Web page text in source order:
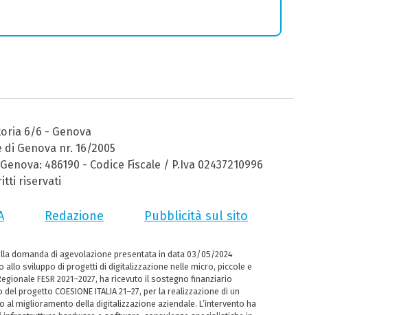
6/6 - Genova
Genova nr. 16/2005
486190 - Codice Fiscale / P.Iva 02437210996
riservati
Redazione Pubblicità sul sito
domanda di agevolazione presentata in data 03/05/2024
allo sviluppo di progetti di digitalizzazione nelle micro, piccole e
FESR 2021–2027, ha ricevuto il sostegno finanziario
progetto COESIONE ITALIA 21–27, per la realizzazione di un
miglioramento della digitalizzazione aziendale. L’intervento ha